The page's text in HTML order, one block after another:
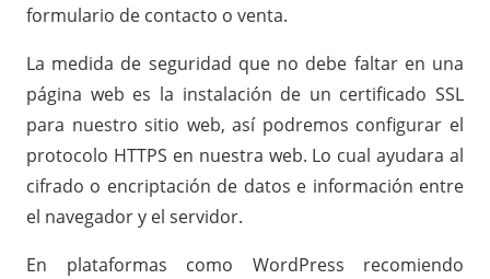
formulario de contacto o venta.
La medida de seguridad que no debe faltar en una
página web es la instalación de un certificado SSL
para nuestro sitio web, así podremos configurar el
protocolo HTTPS en nuestra web. Lo cual ayudara al
cifrado o encriptación de datos e información entre
el navegador y el servidor.
En plataformas como WordPress recomiendo